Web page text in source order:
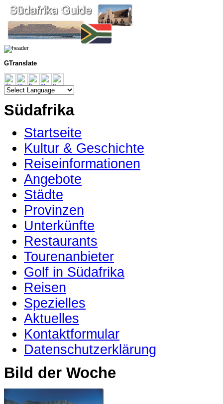
GTranslate
Südafrika
Startseite
Kultur & Geschichte
Reiseinformationen
Angebote
Städte
Provinzen
Unterkünfte
Restaurants
Tourenanbieter
Golf in Südafrika
Reisen
Spezielles
Aktuelles
Kontaktformular
Datenschutzerklärung
Bild der Woche